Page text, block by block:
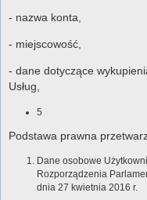
- nazwa konta,
- miejscowość,
- dane dotyczące
Usług,
5
Podstawa prawna
Dane osobowe
Rozporządzenia
dnia 27 kwietnia 2016 r.